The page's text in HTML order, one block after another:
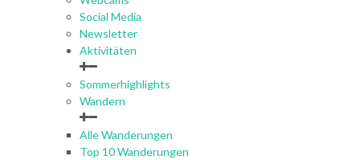
Social Media
Newsletter
Aktivitäten
Sommerhighlights
Wandern
Alle Wanderungen
Top 10 Wanderungen